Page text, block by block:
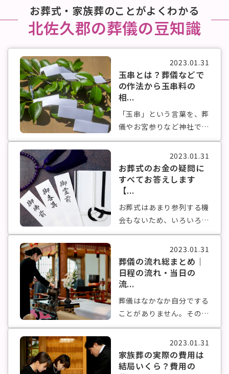
お葬式・家族葬のことがよくわかる
北佐久郡の葬儀の豆知識
2023.01.31
玉串とは？葬儀などで
の作法から玉串料の
相...
「玉串」という言葉を、葬
儀やお宮参りなど神社で行
う儀式でよ...
2023.01.31
お葬式のお金の疑問に
すべてお答えします
【...
お葬式はあまり参列する機
会もないため、いろいろ勝
手がわから...
2023.01.31
葬儀の流れ総まとめ｜
日程の流れ・当日の
流...
葬儀はなかなか自分でする
ことがありません。そのた
め、いざ行...
2023.01.31
家族葬の実際の費用は
結局いくら？費用の